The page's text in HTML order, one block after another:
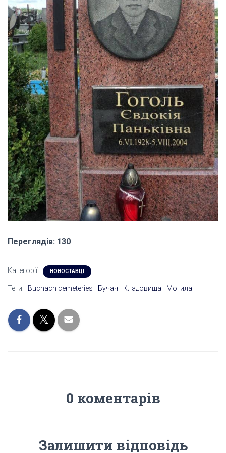
Переглядів: 130
Категорії: НОВОСТАВЦІ
Теги: Buchach cemeteries Бучач Кладовища Могила
0 коментарів
Залишити відповідь